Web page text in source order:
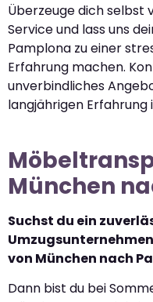
Überzeuge dich selbst
Service und lass uns
Pamplona zu einer
Erfahrung machen.
unverbindliches
langjährigen Erfahrung
München
Suchst du ein
von München nach
Dann bist du bei